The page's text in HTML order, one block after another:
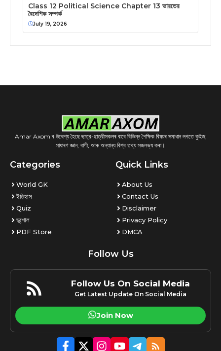
Class 12 Political Science Chapter 13 ভারতের
বৈদেশিক সম্পর্ক
July 19, 2026
Amar Axom ৰ উদ্দেশ্য হৈছে ছাত্র-ছাত্রীসকলৰ বাবে বিভিন্ন শৈক্ষিক বিষয়ৰ সমাধান লগতে কুইজ,
সাধাৰণ জ্ঞান, বাণী, আৰু অন্যান্য বিশ্ব তথ্য সজলভ্য কৰা।
Categories
World GK
ইতিহাস
Quiz
ভূগোল
PDF Store
Quick Links
About Us
Contact Us
Disclaimer
Privacy Policy
DMCA
Follow Us
Follow Us On Social Media
Get Latest Update On Social Media
Join Now